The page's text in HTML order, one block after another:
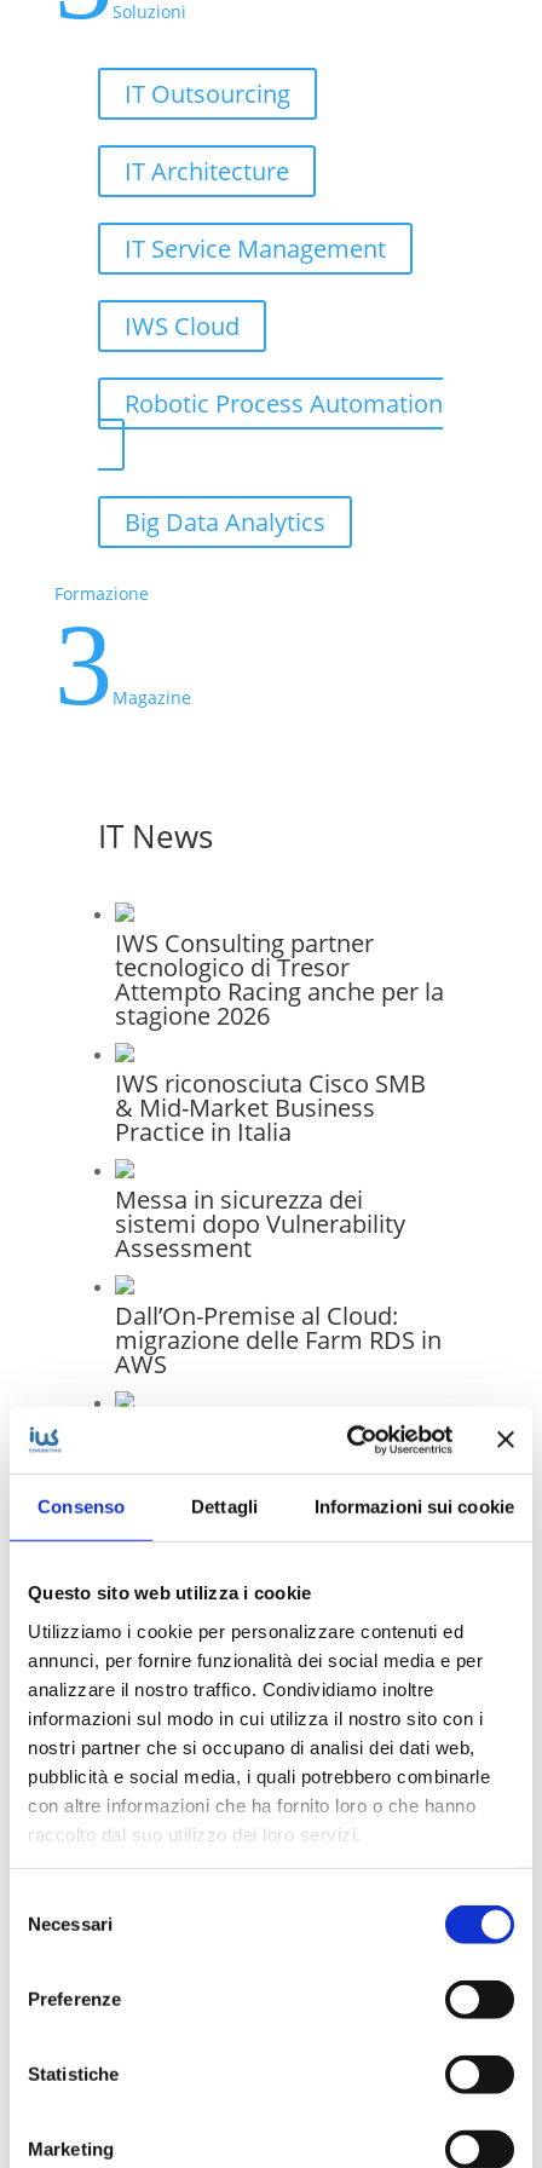
Consenso Dettagli Informazioni sui cookie
Questo sito web utilizza i cookie
Utilizziamo i cookie per personalizzare contenuti ed
annunci, per fornire funzionalità dei social media e per
analizzare il nostro traffico. Condividiamo inoltre
informazioni sul modo in cui utilizza il nostro sito con i
nostri partner che si occupano di analisi dei dati web,
pubblicità e social media, i quali potrebbero combinarle
con altre informazioni che ha fornito loro o che hanno
raccolto dal suo utilizzo dei loro servizi.
delNecessari
Preferenze
Statistiche
Marketing
Soluzioni
IT Outsourcing
IT Architecture
IT Service Management
IWS Cloud
Robotic Process Automation
Big Data Analytics
Formazione
3 Magazine
IT News
IWS Consulting partner
tecnologico di Tresor
Attempto Racing anche per la
stagione 2026
IWS riconosciuta Cisco SMB
& Mid-Market Business
Practice in Italia
Messa in sicurezza dei
sistemi dopo Vulnerability
Assessment
Dall’On-Premise al Cloud:
migrazione delle Farm RDS in
AWS
Infrastruttura moderna e
gestione unificata: il progetto
di migrazione IT per Generale
Costruzioni Ferroviarie
In evidenza
IWS Consulting partner tecnologico di
Tresor Attempto Racing anche per la
stagione 2026